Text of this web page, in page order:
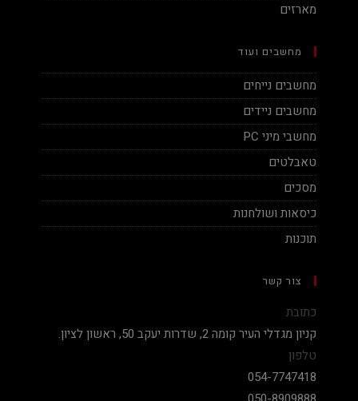
מארזים
מחשבים ועוד
מחשבים נייחים
מחשבים ניידים
מחשבי מיני PC
טאבלטים
מסכים
כיסאות ושולחנות
תוכנות
צור קשר
כתובת
קניון מגדלי העיר קומה 2, שדרות יעקב 50, ראשון לציון.
טלפון
054-7747418